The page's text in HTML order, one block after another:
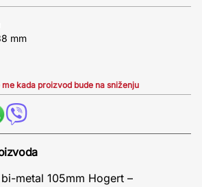
mm
kada proizvod bude na sniženju
metal 105mm Hogert –